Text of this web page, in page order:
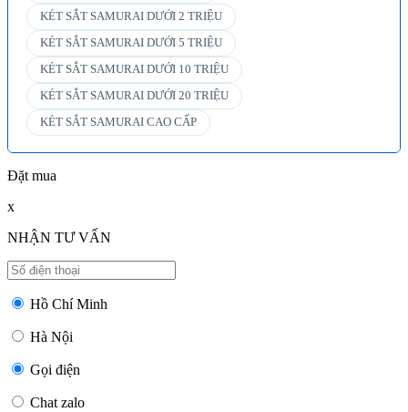
KÉT SẮT SAMURAI DƯỚI 2 TRIỆU
KÉT SẮT SAMURAI DƯỚI 5 TRIỆU
KÉT SẮT SAMURAI DƯỚI 10 TRIỆU
KÉT SẮT SAMURAI DƯỚI 20 TRIỆU
KÉT SẮT SAMURAI CAO CẤP
Đặt mua
x
NHẬN TƯ VẤN
Hồ Chí Minh
Hà Nội
Gọi điện
Chat zalo